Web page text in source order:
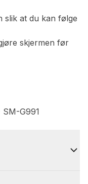
slik at du kan følge
skjermen før
SM-G991